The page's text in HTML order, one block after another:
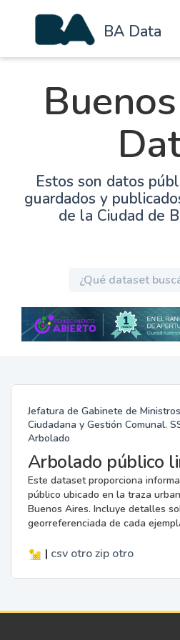
BA Data
Estos son datos
guardados y
de la Ciudad de
Jefatura de Gabinete de
Ciudadana y Gestión Comunal.
Arbolado
Arbolado público
Este dataset proporciona
público ubicado en la traza
Buenos Aires. Incluye detalles
georreferenciada de cada
| csv otro zip otro